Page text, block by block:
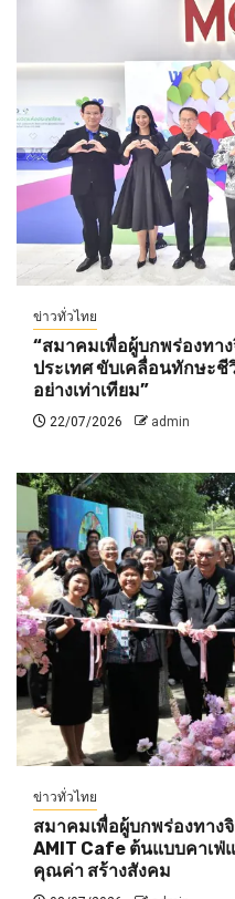
ข่าวทั่วไทย
“สมาคมเพื่อผู้บกพร่องทา
ประเทศ ขับเคลื่อนทักษะชี
อย่างเท่าเทียม”
22/07/2026 admin
ข่าวทั่วไทย
สมาคมเพื่อผู้บกพร่องทาง
AMIT Cafe ต้นแบบคาเฟ่
คุณค่า สร้างสังคม